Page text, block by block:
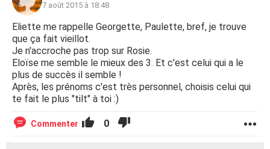
7 août 2015 à 18:48
Eliette me rappelle Georgette, Paulette, bref, je trouve
que ça fait vieillot.
Je n'accroche pas trop sur Rosie.
Eloïse me semble le mieux des 3. Et c'est celui qui a le
plus de succès il semble !
Après, les prénoms c'est très personnel, choisis celui qui
te fait le plus "tilt" à toi :)
Commenter 0